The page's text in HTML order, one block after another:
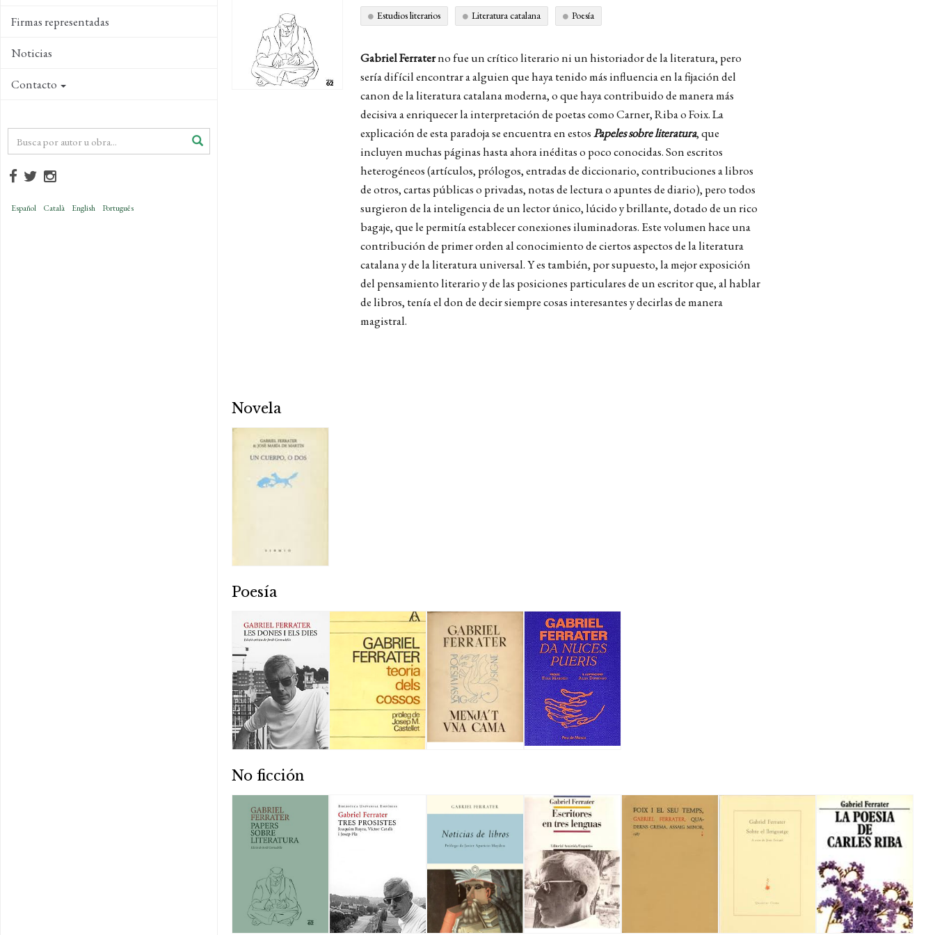
Firmas representadas
Noticias
Contacto
Español Català English Português
Estudios literarios Literatura catalana Poesía
Gabriel Ferraterno fue un crítico literario ni un historiador de la literatura, pero
sería difícil encontrar a alguien que haya tenido más influencia en la fijación del
canon de la literatura catalana moderna, o que haya contribuido de manera más
decisiva a enriquecer la interpretación de poetas como Carner, Riba o Foix. La
explicación de esta paradoja se encuentra en estosPapeles sobre literatura, que
incluyen muchas páginas hasta ahora inéditas o poco conocidas. Son escritos
heterogéneos (artículos, prólogos, entradas de diccionario, contribuciones a libros
de otros, cartas públicas o privadas, notas de lectura o apuntes de diario), pero todos
surgieron de la inteligencia de un lector único, lúcido y brillante, dotado de un rico
bagaje, que le permitía establecer conexiones iluminadoras. Este volumen hace una
contribución de primer orden al conocimiento de ciertos aspectos de la literatura
catalana y de la literatura universal. Y es también, por supuesto, la mejor exposición
del pensamiento literario y de las posiciones particulares de un escritor que, al hablar
de libros, tenía el don de decir siempre cosas interesantes y decirlas de manera
magistral.
Novela
Poesía
No ficción